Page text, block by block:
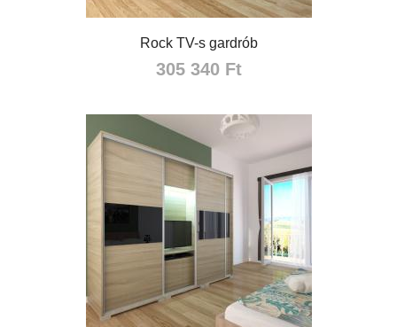
Rock TV-s gardrób
305 340 Ft